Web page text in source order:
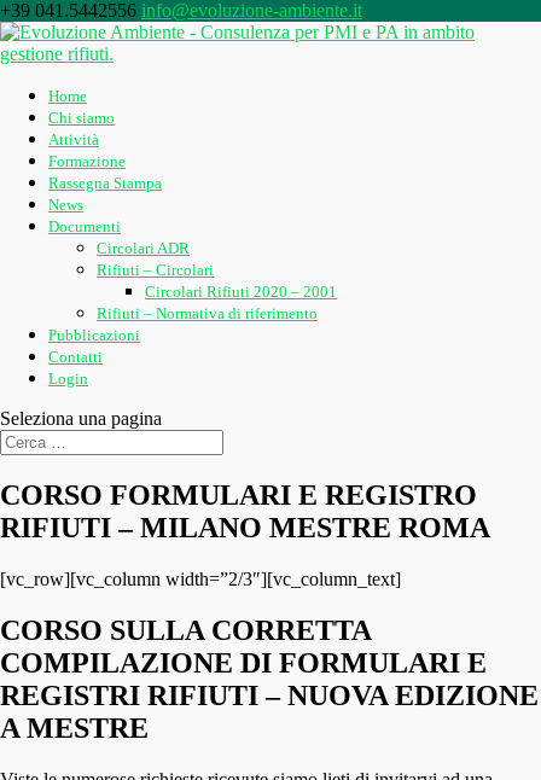
+39 041.5442556 info@evoluzione-ambiente.it
Home
Chi siamo
Attività
Formazione
Rassegna Stampa
News
Documenti
Circolari ADR
Rifiuti – Circolari
Circolari Rifiuti 2020 – 2001
Rifiuti – Normativa di riferimento
Pubblicazioni
Contatti
Login
Seleziona una pagina
CORSO FORMULARI E REGISTRO
RIFIUTI – MILANO MESTRE ROMA
[vc_row][vc_column width=”2/3″][vc_column_text]
CORSO SULLA CORRETTA
COMPILAZIONE DI FORMULARI E
REGISTRI RIFIUTI – NUOVA EDIZIONE
A MESTRE